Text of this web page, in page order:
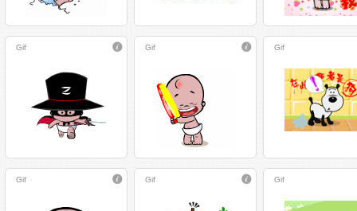
Gif Gif Gif
Gif Gif Gif